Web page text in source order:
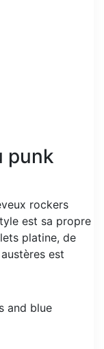
punk
rockers
est sa propre
platine, de
est